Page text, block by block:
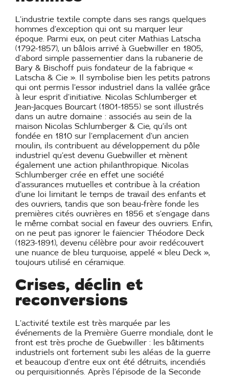
L’industrie textile compte dans ses rangs quelques
hommes d’exception qui ont su marquer leur
époque. Parmi eux, on peut citer Mathias Latscha
(1792-1857), un bâlois arrivé à Guebwiller en 1805,
d’abord simple passementier dans la rubanerie de
Bary & Bischoff puis fondateur de la fabrique «
Latscha & Cie ». Il symbolise bien les petits patrons
qui ont permis l’essor industriel dans la vallée grâce
à leur esprit d’initiative. Nicolas Schlumberger et
Jean-Jacques Bourcart (1801-1855) se sont illustrés
dans un autre domaine : associés au sein de la
maison Nicolas Schlumberger & Cie, qu’ils ont
fondée en 1810 sur l’emplacement d’un ancien
moulin, ils contribuent au développement du pôle
industriel qu’est devenu Guebwiller et mènent
également une action philanthropique. Nicolas
Schlumberger crée en effet une société
d’assurances mutuelles et contribue à la création
d’une loi limitant le temps de travail des enfants et
des ouvriers, tandis que son beau-frère fonde les
premières cités ouvrières en 1856 et s’engage dans
le même combat social en faveur des ouvriers. Enfin,
on ne peut pas ignorer le faïencier Théodore Deck
(1823-1891), devenu célèbre pour avoir redécouvert
une nuance de bleu turquoise, appelé « bleu Deck »,
toujours utilisé en céramique.
Crises, déclin et
reconversions
L’activité textile est très marquée par les
événements de la Première Guerre mondiale, dont le
front est très proche de Guebwiller : les bâtiments
industriels ont fortement subi les aléas de la guerre
et beaucoup d’entre eux ont été détruits, incendiés
ou perquisitionnés. Après l’épisode de la Seconde